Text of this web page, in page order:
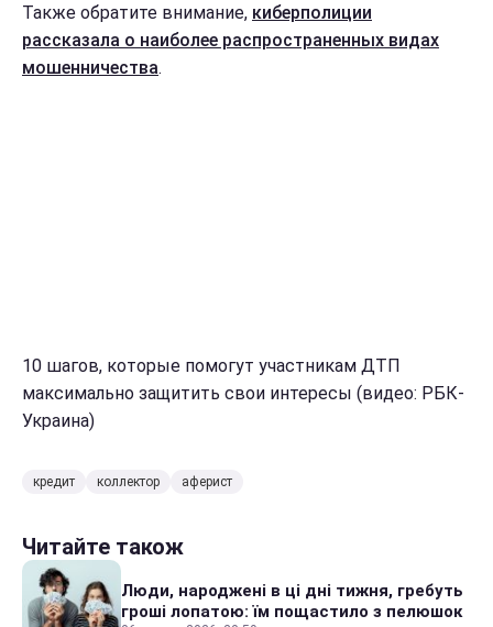
Также обратите внимание, киберполиции
рассказала о наиболее распространенных видах
мошенничества.
10 шагов, которые помогут участникам ДТП
максимально защитить свои интересы (видео: РБК-
Украина)
кредит коллектор аферист
Читайте також
Люди, народжені в ці дні тижня, гребуть
гроші лопатою: їм пощастило з пелюшок